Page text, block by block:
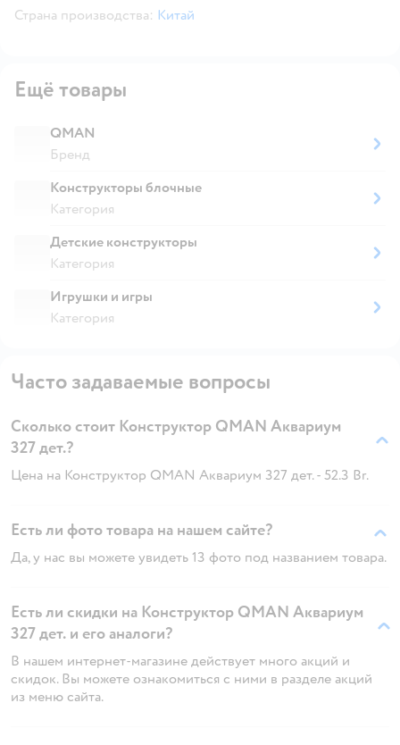
Страна производства: Китай
Ещё товары
QMAN
Бренд
Конструкторы блочные
Категория
Детские конструкторы
Категория
Игрушки и игры
Категория
Часто задаваемые вопросы
Сколько стоит Конструктор QMAN Аквариум
327 дет.?
Цена на Конструктор QMAN Аквариум 327 дет. - 52.3 Br.
Есть ли фото товара на нашем сайте?
Да, у нас вы можете увидеть 13 фото под названием товара.
Есть ли скидки на Конструктор QMAN Аквариум
327 дет. и его аналоги?
В нашем интернет-магазине действует много акций и
скидок. Вы можете ознакомиться с ними в разделе акций
из меню сайта.